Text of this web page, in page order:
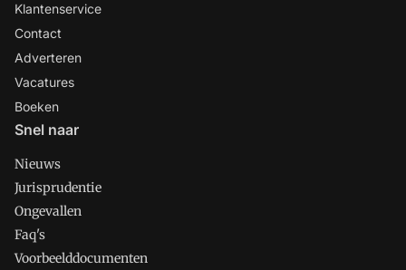
Klantenservice
Contact
Adverteren
Vacatures
Boeken
Snel naar
Nieuws
Jurisprudentie
Ongevallen
Faq's
Voorbeelddocumenten